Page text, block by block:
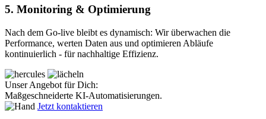
5. Monitoring & Optimierung
Nach dem Go-live bleibt es dynamisch: Wir überwachen die
Performance, werten Daten aus und optimieren Abläufe
kontinuierlich - für nachhaltige Effizienz.
Unser Angebot für Dich:
Maßgeschneiderte KI-Automatisierungen.
Jetzt kontaktieren